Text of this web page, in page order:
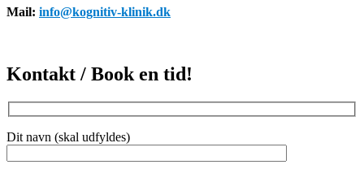
Mail: info@kognitiv-klinik.dk
Kontakt / Book en tid!
Dit navn (skal udfyldes)